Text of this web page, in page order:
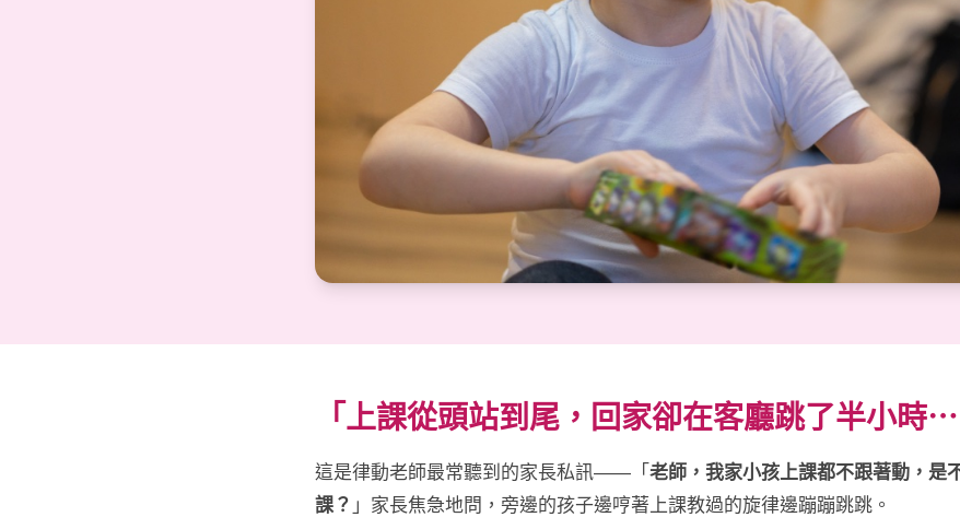
「上課從頭站到尾，回家卻在客廳跳了半小時
這是律動老師最常聽到的家長私訊——「 老師，我家小孩上課都不跟著動，是
課？ 」家長焦急地問，旁邊的孩子邊哼著上課教過的旋律邊蹦蹦跳跳。